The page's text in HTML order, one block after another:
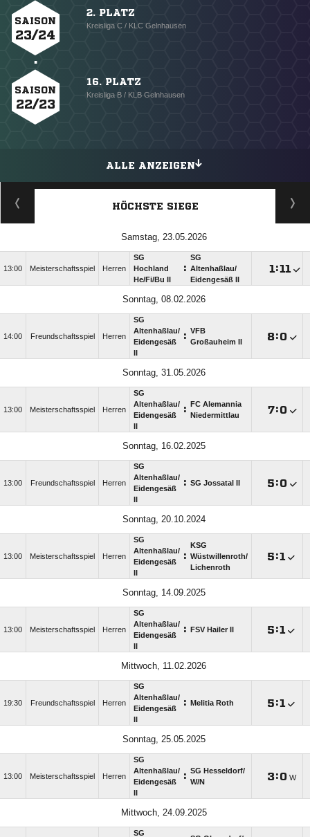
SAISON
23/24
2. PLATZ
Kreisliga C / KLC Gelnhausen
SAISON
22/23
16. PLATZ
Kreisliga B / KLB Gelnhausen
ALLE ANZEIGEN
HÖCHSTE SIEGE
Samstag, 23.05.2026
13:00 Meisterschaftsspiel Herren
SG
Hochland
He/​Fi/​Bu II
:
SG
Altenhaßlau/​
Eidengesäß II
:
Sonntag, 08.02.2026
14:00 Freundschaftsspiel Herren
SG
Altenhaßlau/​
Eidengesäß
: VFB
Großauheim II
:
Sonntag, 31.05.2026
13:00 Meisterschaftsspiel Herren
SG
Altenhaßlau/​
Eidengesäß
:
FC Alemannia
Niedermittlau
:
Sonntag, 16.02.2025
13:00 Freundschaftsspiel Herren
SG
Altenhaßlau/​
Eidengesäß
: SG Jossatal II :
Sonntag, 20.10.2024
13:00 Meisterschaftsspiel Herren
SG
Altenhaßlau/​
Eidengesäß
:
KSG
Wüstwillenroth/​
Lichenroth
:
Sonntag, 14.09.2025
13:00 Meisterschaftsspiel Herren
SG
Altenhaßlau/​
Eidengesäß
: FSV Hailer II :
Mittwoch, 11.02.2026
19:30 Freundschaftsspiel Herren
SG
Altenhaßlau/​
Eidengesäß
: Melitia Roth :
Sonntag, 25.05.2025
13:00 Meisterschaftsspiel Herren
SG
Altenhaßlau/​
Eidengesäß
: SG Hesseldorf/​
W/​N
: W
Mittwoch, 24.09.2025
SG